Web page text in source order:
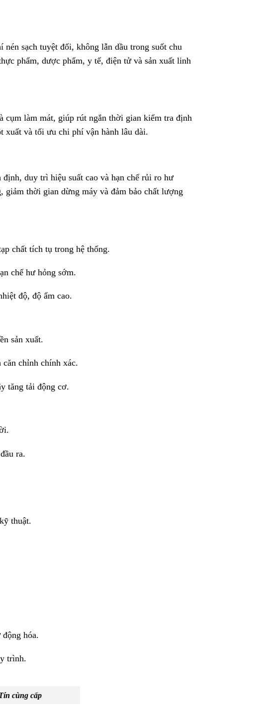
sạch tuyệt đối, không lẫn dầu trong suốt chu
phẩm, dược phẩm, y tế, điện tử và sản xuất linh
cụm làm mát, giúp rút ngắn thời gian kiểm tra định
xuất và tối ưu chi phí vận hành lâu dài.
duy trì hiệu suất cao và hạn chế rủi ro hư
thời gian dừng máy và đảm bảo chất lượng
chất tích tụ trong hệ thống.
chế hư hỏng sớm.
độ, độ ẩm cao.
sản xuất.
chỉnh chính xác.
tăng tải động cơ.
ra.
thuật.
hóa.
trình.
cùng cấp